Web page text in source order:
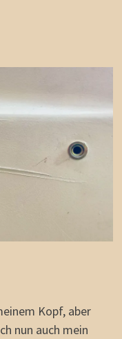
Kopf, aber
nun auch mein